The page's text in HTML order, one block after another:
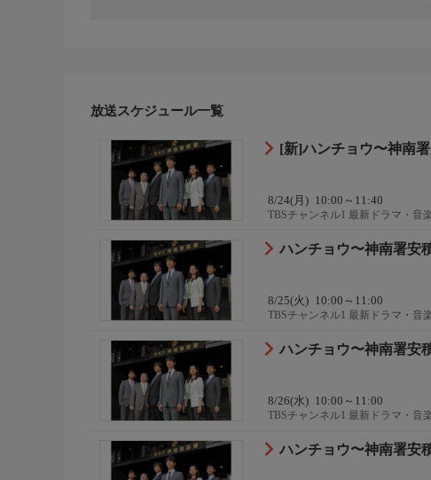
ドリマックス・テレビジョン／TBS 2011
橋本孝、遠藤正人
ディレクター
酒井聖博、村田忍、ほか
放送スケジュール一覧
[新]ハンチョウ〜神南
8/24(月) 10:00～11:40
TBSチャンネル1 最新ドラマ・音
ハンチョウ〜神南署安
8/25(火) 10:00～11:00
TBSチャンネル1 最新ドラマ・音
ハンチョウ〜神南署安
8/26(水) 10:00～11:00
TBSチャンネル1 最新ドラマ・音
ハンチョウ〜神南署安